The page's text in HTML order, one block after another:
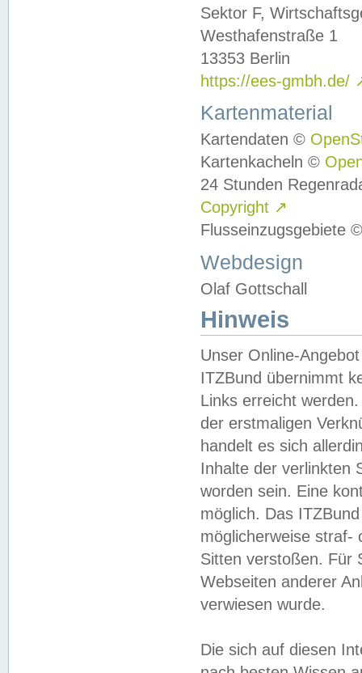
Sektor F,
Westhafenstraße 1
13353 Berlin
https://ees-gmbh.de/
Kartenmaterial
Kartendaten ©
Kartenkacheln ©
24 Stunden
Copyright ↗
Flusseinzugsgebiete
Webdesign
Olaf Gottschall
Hinweis
Unser Online-
ITZBund übernimmt
Links erreicht
der erstmaligen
handelt es sich
Inhalte der verlinkten
worden sein. Eine
möglich. Das
möglicherweise straf-
Sitten verstoßen. Für
Webseiten anderer
verwiesen wurde.
Die sich auf diesen